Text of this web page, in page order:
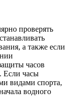
проверять
а также если
часов
Если часы
видами спорта,
водного